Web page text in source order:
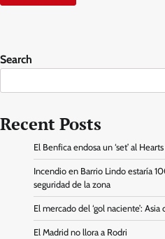
Search
Recent Posts
El Benfica endosa un ‘set’ al
Incendio en Barrio Lindo estaría
seguridad de la zona
El mercado del ‘gol naciente’:
El Madrid no llora a Rodri